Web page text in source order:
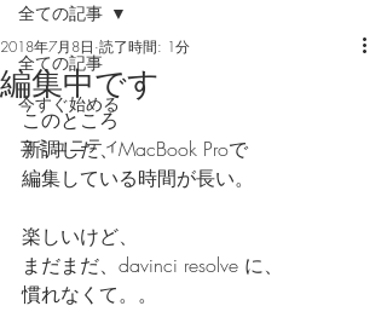
全ての記事
今すぐ始める
コミュニティ
全ての記事
編集中です
2018年7月8日 読了時間: 1分
このところ
新調した、MacBook Proで
編集している時間が長い。
楽しいけど、
まだまだ、davinci resolve に、
慣れなくて。。